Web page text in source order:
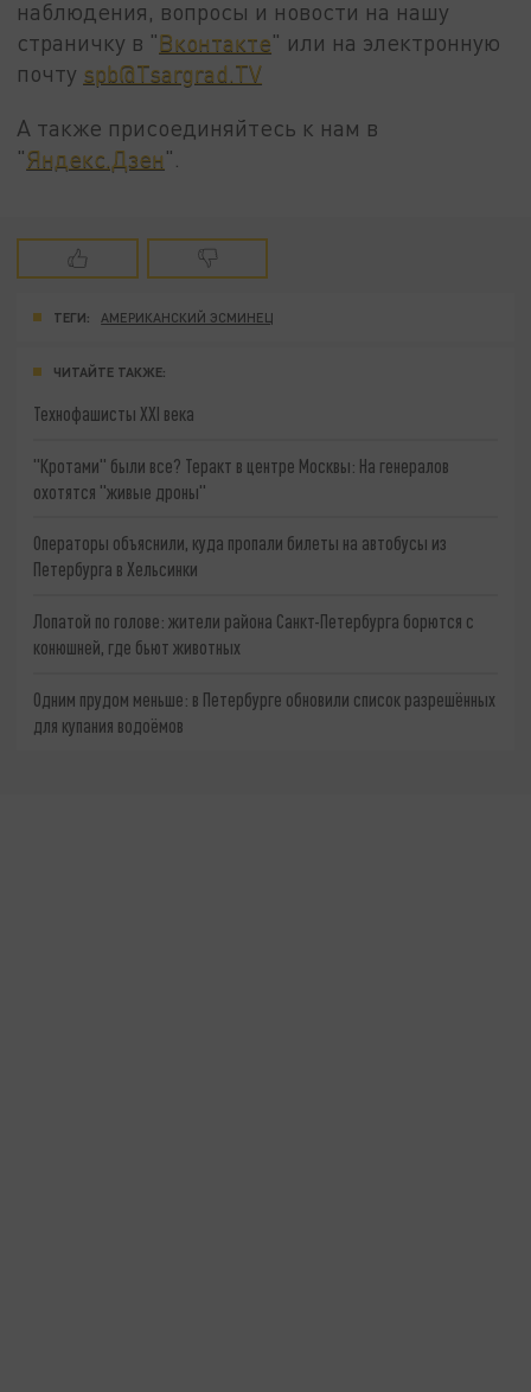
наблюдения, вопросы и новости на нашу
страничку в "Вконтакте" или на электронную
почту spb@Tsargrad.TV
А также присоединяйтесь к нам в
"Яндекс.Дзен".
ТЕГИ: АМЕРИКАНСКИЙ ЭСМИНЕЦ
ЧИТАЙТЕ ТАКЖЕ:
Технофашисты XXI века
"Кротами" были все? Теракт в центре Москвы: На генералов
охотятся "живые дроны"
Операторы объяснили, куда пропали билеты на автобусы из
Петербурга в Хельсинки
Лопатой по голове: жители района Санкт-Петербурга борются с
конюшней, где бьют животных
Одним прудом меньше: в Петербурге обновили список разрешённых
для купания водоёмов